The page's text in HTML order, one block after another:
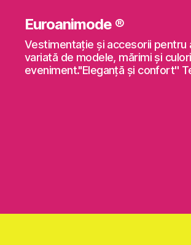
Euroanimode ®
Vestimentaţie şi accesorii
variată de modele, mărimi şi
eveniment."Eleganță și confort''